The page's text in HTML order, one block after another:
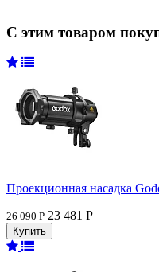
С этим товаром
Проекционная насадка
26 090 Р 23 481 Р